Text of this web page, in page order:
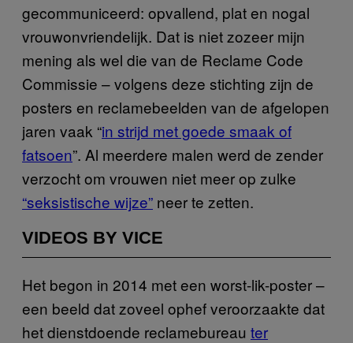
gecommuniceerd: opvallend, plat en nogal
vrouwonvriendelijk. Dat is niet zozeer mijn
mening als wel die van de Reclame Code
Commissie – volgens deze stichting zijn de
posters en reclamebeelden van de afgelopen
jaren vaak “in strijd met goede smaak of
fatsoen”. Al meerdere malen werd de zender
verzocht om vrouwen niet meer op zulke
“seksistische wijze” neer te zetten.
VIDEOS BY VICE
Het begon in 2014 met een worst-lik-poster –
een beeld dat zoveel ophef veroorzaakte dat
het dienstdoende reclamebureau ter